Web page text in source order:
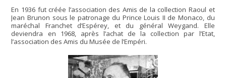
En 1936 fut créée l’association des Amis de la collection Raoul et
Jean Brunon sous le patronage du Prince Louis II de Monaco, du
maréchal Franchet d’Espérey, et du général Weygand. Elle
deviendra en 1968, après l’achat de la collection par l’Etat,
l’association des Amis du Musée de l’Empéri.